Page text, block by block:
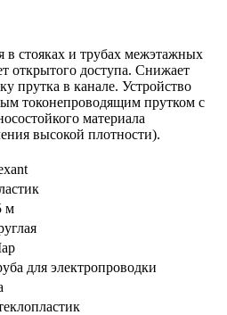
в стояках и трубах межэтажных
открытого доступа. Снижает
прутка в канале. Устройство
токонепроводящим прутком с
материала
высокой плотности).
м
для электропроводки